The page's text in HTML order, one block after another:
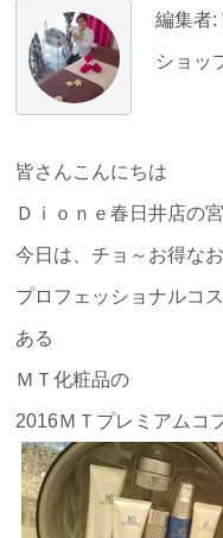
編集者:
ショッ
皆さんこんにちは
Ｄｉｏｎｅ春日井店の
今日は、チョ～お得な
プロフェッショナルコ
ある
ＭＴ化粧品の
2016ＭＴプレミアムコ